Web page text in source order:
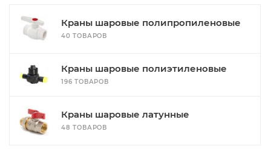
Краны шаровые полипропиленовые
40 ТОВАРОВ
Краны шаровые полиэтиленовые
196 ТОВАРОВ
Краны шаровые латунные
48 ТОВАРОВ